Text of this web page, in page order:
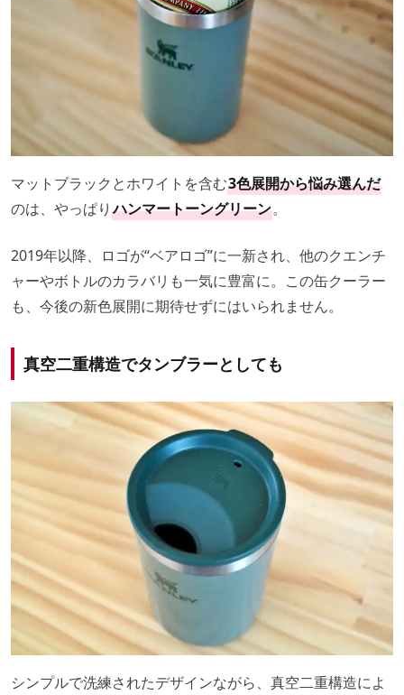
マットブラックとホワイトを含む3色展開から悩み選んだ
のは、やっぱり ハンマートーングリーン。
2019年以降、ロゴが“ベアロゴ”に一新され、他のクエンチ
ャーやボトルのカラバリも一気に豊富に。この缶クーラー
も、今後の新色展開に期待せずにはいられません。
真空二重構造でタンブラーとしても
シンプルで洗練されたデザインながら、真空二重構造によ